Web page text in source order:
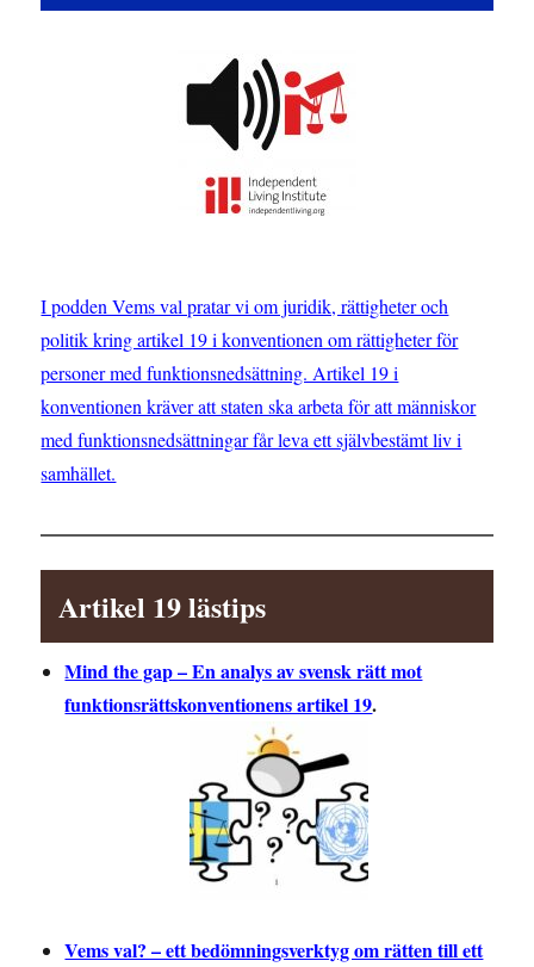
I podden Vems val pratar vi om juridik, rättigheter och
politik kring artikel 19 i konventionen om rättigheter för
personer med funktionsnedsättning. Artikel 19 i
konventionen kräver att staten ska arbeta för att människor
med funktionsnedsättningar får leva ett självbestämt liv i
samhället.
Artikel 19 lästips
Mind the gap – En analys av svensk rätt mot
funktionsrättskonventionens artikel 19.
Vems val? – ett bedömningsverktyg om rätten till ett